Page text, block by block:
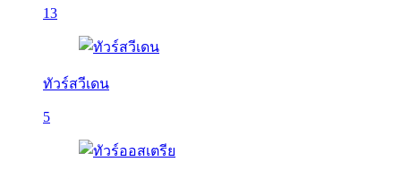
13
ทัวร์สวีเดน
5